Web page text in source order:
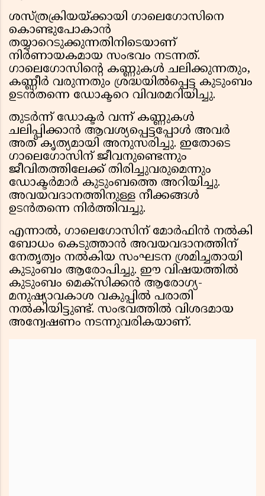
ശസ്ത്രക്രിയയ്ക്കായി ഗാലെഗോസിനെ
കൊണ്ടുപോകാൻ
തയ്യാറെടുക്കുന്നതിനിടെയാണ്
നിർണായകമായ സംഭവം നടന്നത്.
ഗാലെഗോസിൻ്റെ കണ്ണുകൾ ചലിക്കുന്നതും,
കണ്ണീർ വരുന്നതും ശ്രദ്ധയിൽപ്പെട്ട കുടുംബം
ഉടൻതന്നെ ഡോക്ടറെ വിവരമറിയിച്ചു.
തുടർന്ന് ഡോക്ടർ വന്ന് കണ്ണുകൾ
ചലിപ്പിക്കാൻ ആവശ്യപ്പെട്ടപ്പോൾ അവർ
അത് കൃത്യമായി അനുസരിച്ചു. ഇതോടെ
ഗാലെഗോസിന് ജീവനുണ്ടെന്നും
ജീവിതത്തിലേക്ക് തിരിച്ചുവരുമെന്നും
ഡോക്ടർമാർ കുടുംബത്തെ അറിയിച്ചു.
അവയവദാനത്തിനുള്ള നീക്കങ്ങൾ
ഉടൻതന്നെ നിർത്തിവച്ചു.
എന്നാൽ, ഗാലെഗോസിന് മോർഫിൻ നൽകി
ബോധം കെടുത്താൻ അവയവദാനത്തിന്
നേതൃത്വം നൽകിയ സംഘടന ശ്രമിച്ചതായി
കുടുംബം ആരോപിച്ചു. ഈ വിഷയത്തിൽ
കുടുംബം മെക്സിക്കൻ ആരോഗ്യ-
മനുഷ്യാവകാശ വകുപ്പിൽ പരാതി
നൽകിയിട്ടുണ്ട്. സംഭവത്തിൽ വിശദമായ
അന്വേഷണം നടന്നുവരികയാണ്.